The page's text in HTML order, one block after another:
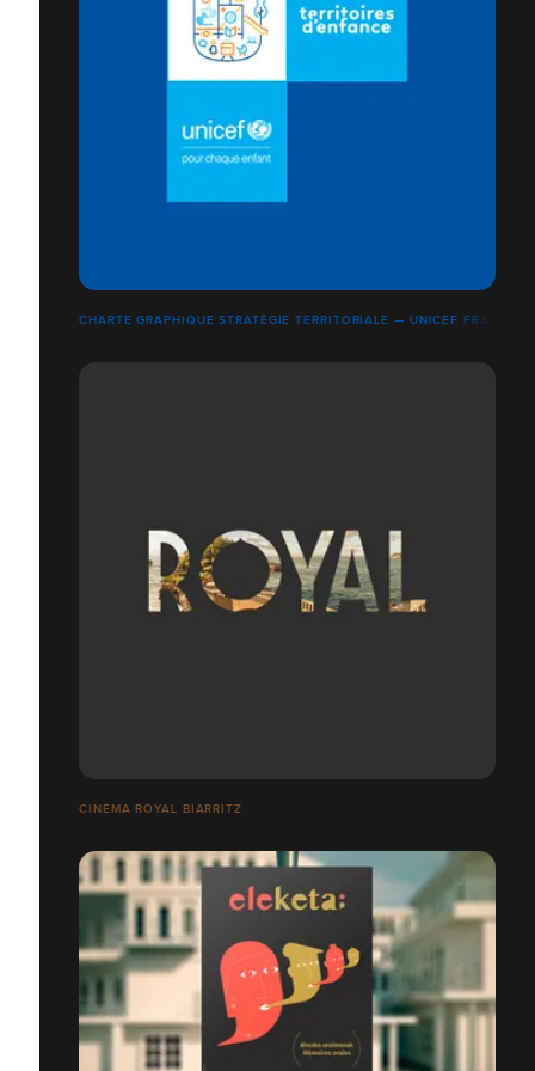
CHARTE GRAPHIQUE STRATÉGIE TERRITORIALE — UNICEF FRANCE
CINÉMA ROYAL BIARRITZ